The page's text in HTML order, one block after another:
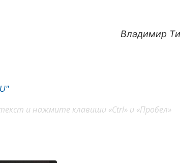
Владимир
и нажмите клавиши «Ctrl» и «Пробел»